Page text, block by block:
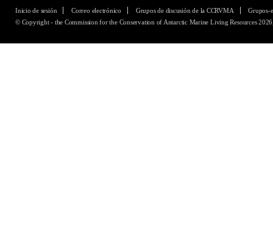
Inicio de sesión Correo electrónico Grupos de discusión de la CCRVMA
Grupos-
© Copyright - the Commission for the Conservation of Antarctic Marine Living Resources